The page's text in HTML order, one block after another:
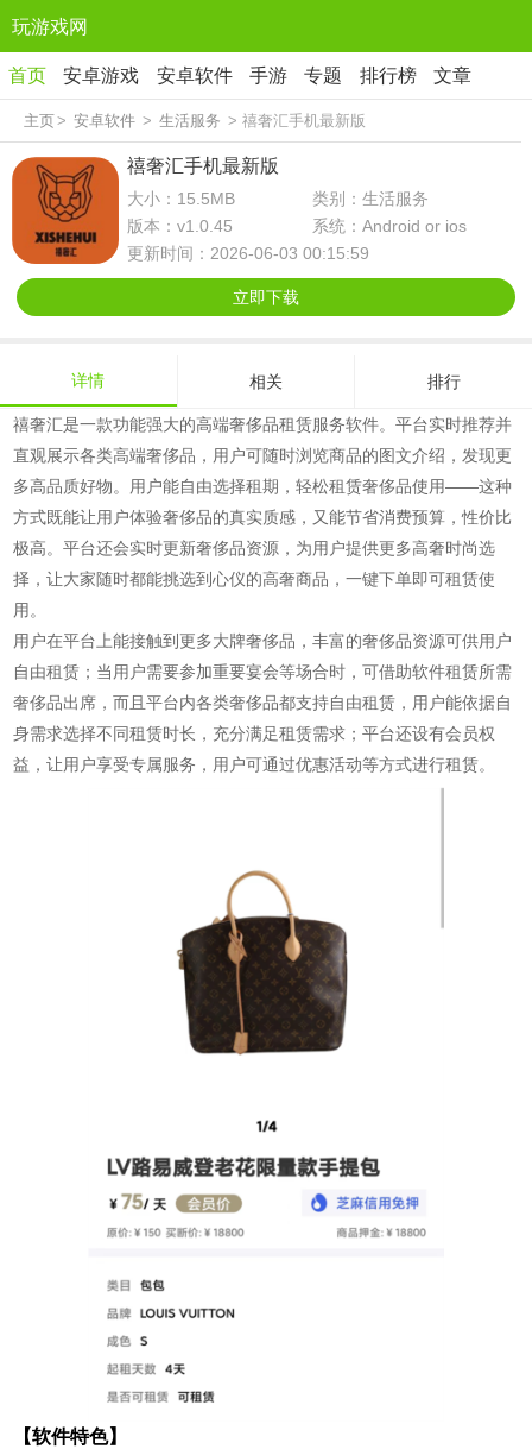
玩游戏网
首页 安卓游戏 安卓软件 手游 专题 排行榜 文章
主页> 安卓软件 > 生活服务 > 禧奢汇手机最新版
禧奢汇手机最新版
大小：15.5MB
类别：生活服务
版本：v1.0.45
系统：Android or ios
更新时间：2026-06-03 00:15:59
立即下载
详情 相关 排行
禧奢汇是一款功能强大的高端奢侈品租赁服务软件。平台实时推荐并
直观展示各类高端奢侈品，用户可随时浏览商品的图文介绍，发现更
多高品质好物。用户能自由选择租期，轻松租赁奢侈品使用——这种
方式既能让用户体验奢侈品的真实质感，又能节省消费预算，性价比
极高。平台还会实时更新奢侈品资源，为用户提供更多高奢时尚选
择，让大家随时都能挑选到心仪的高奢商品，一键下单即可租赁使
用。
用户在平台上能接触到更多大牌奢侈品，丰富的奢侈品资源可供用户
自由租赁；当用户需要参加重要宴会等场合时，可借助软件租赁所需
奢侈品出席，而且平台内各类奢侈品都支持自由租赁，用户能依据自
身需求选择不同租赁时长，充分满足租赁需求；平台还设有会员权
益，让用户享受专属服务，用户可通过优惠活动等方式进行租赁。
【软件特色】